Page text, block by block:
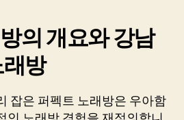
의 개요와 강남
방
잡은 퍼펙트 노래방은 우아함